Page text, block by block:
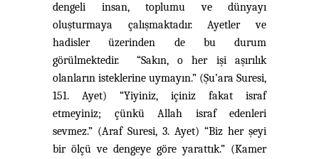
dengeli insan, toplumu ve dünyayı
oluşturmaya çalışmaktadır. Ayetler ve
hadisler üzerinden de bu durum
görülmektedir. “Sakın, o her işi aşırılık
olanların isteklerine uymayın.” (Şu’ara Suresi,
151. Ayet) “Yiyiniz, içiniz fakat israf
etmeyiniz; çünkü Allah israf edenleri
sevmez.” (Araf Suresi, 3. Ayet) “Biz her şeyi
bir ölçü ve dengeye göre yarattık.” (Kamer